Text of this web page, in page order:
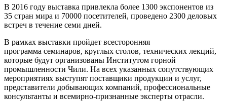
В 2016 году выставка привлекла более 1300 экспонентов из
35 стран мира и 70000 посетителей, проведено 2300 деловых
встреч в течение семи дней.
В рамках выставки пройдет всесторонняя
программа семинаров, круглых столов, технических лекций,
которые будут организованы Институтом горной
промышленности Чили. На всех указанных сопутствующих
мероприятиях выступят поставщики продукции и услуг,
представители добывающих компаний, профессиональные
консультанты и всемирно-признанные эксперты отрасли.